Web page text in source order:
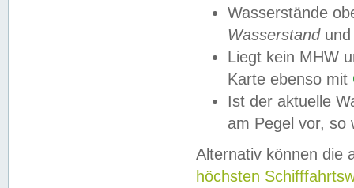
Wasserstände
Wasserstandund
Liegt kein MHW
Karte ebenso mit
Ist der aktuelle
am Pegel vor,
Alternativ können die
höchsten